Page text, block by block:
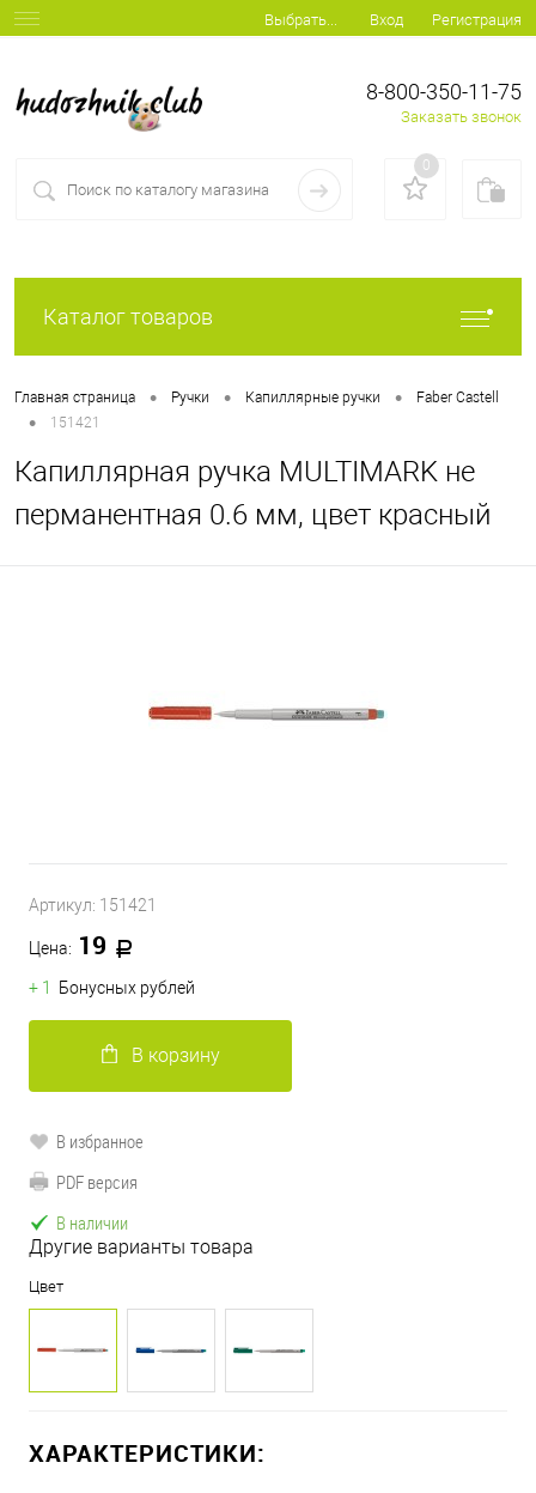
Выбрать... Вход Регистрация
8-800-350-11-75
Заказать звонок
0
Каталог товаров
Главная страница • Ручки • Капиллярные ручки • Faber Castell
• 151421
Капиллярная ручка MULTIMARK не
перманентная 0.6 мм, цвет красный
Артикул: 151421
Цена: 19
+ 1 Бонусных рублей
В корзину
В избранное
PDF версия
В наличии
Другие варианты товара
Цвет
ХАРАКТЕРИСТИКИ: